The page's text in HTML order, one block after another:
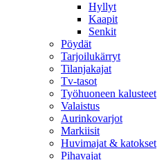
Hyllyt
Kaapit
Senkit
Pöydät
Tarjoilukärryt
Tilanjakajat
Tv-tasot
Työhuoneen kalusteet
Valaistus
Aurinkovarjot
Markiisit
Huvimajat & katokset
Pihavajat